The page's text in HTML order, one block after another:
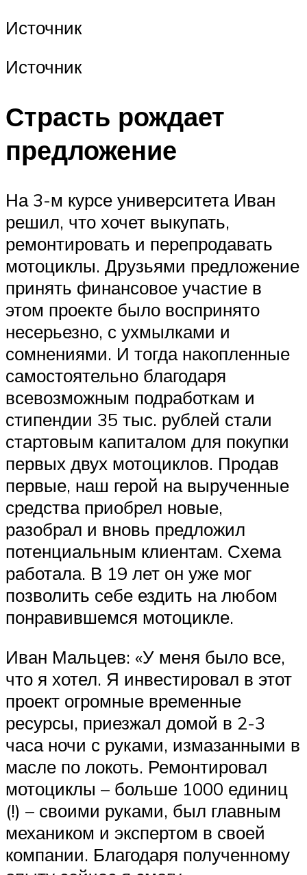
Источник
Источник
Страсть рождает
предложение
На 3-м курсе университета Иван
решил, что хочет выкупать,
ремонтировать и перепродавать
мотоциклы. Друзьями предложение
принять финансовое участие в
этом проекте было воспринято
несерьезно, с ухмылками и
сомнениями. И тогда накопленные
самостоятельно благодаря
всевозможным подработкам и
стипендии 35 тыс. рублей стали
стартовым капиталом для покупки
первых двух мотоциклов. Продав
первые, наш герой на вырученные
средства приобрел новые,
разобрал и вновь предложил
потенциальным клиентам. Схема
работала. В 19 лет он уже мог
позволить себе ездить на любом
понравившемся мотоцикле.
Иван Мальцев: «У меня было все,
что я хотел. Я инвестировал в этот
проект огромные временные
ресурсы, приезжал домой в 2-3
часа ночи с руками, измазанными в
масле по локоть. Ремонтировал
мотоциклы – больше 1000 единиц
(!) – своими руками, был главным
механиком и экспертом в своей
компании. Благодаря полученному